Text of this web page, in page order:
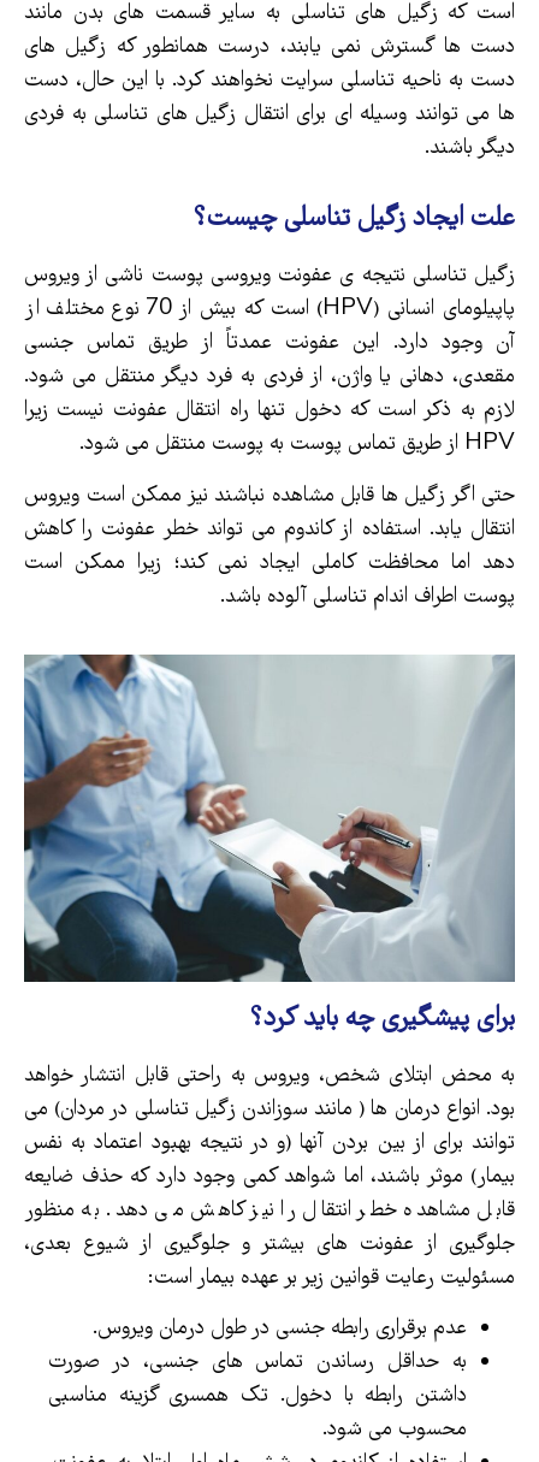
است که زگیل های تناسلی به سایر قسمت های بدن مانند
دست ها گسترش نمی یابند، درست همانطور که زگیل های
دست به ناحیه تناسلی سرایت نخواهند کرد. با این حال، دست
ها می توانند وسیله ای برای انتقال زگیل های تناسلی به فردی
دیگر باشند.
علت ایجاد زگیل تناسلی چیست؟
زگیل تناسلی نتیجه ی عفونت ویروسی پوست ناشی از ویروس
پاپیلومای انسانی (HPV) است که بیش از 70 نوع مختلف از
آن وجود دارد. این عفونت عمدتاً از طریق تماس جنسی
مقعدی، دهانی یا واژن، از فردی به فرد دیگر منتقل می شود.
لازم به ذکر است که دخول تنها راه انتقال عفونت نیست زیرا
HPV از طریق تماس پوست به پوست منتقل می شود.
حتی اگر زگیل ها قابل مشاهده نباشند نیز ممکن است ویروس
انتقال یابد. استفاده از کاندوم می تواند خطر عفونت را کاهش
دهد اما محافظت کاملی ایجاد نمی کند؛ زیرا ممکن است
پوست اطراف اندام تناسلی آلوده باشد.
برای پیشگیری چه باید کرد؟
به محض ابتلای شخص، ویروس به راحتی قابل انتشار خواهد
بود. انواع درمان ها ( مانند سوزاندن زگیل تناسلی در مردان) می
توانند برای از بین بردن آنها (و در نتیجه بهبود اعتماد به نفس
بیمار) موثر باشند، اما شواهد کمی وجود دارد که حذف ضایعه
قابل مشاهده خطر انتقال را نیز کاهش می دهد. به منظور
جلوگیری از عفونت های بیشتر و جلوگیری از شیوع بعدی،
مسئولیت رعایت قوانین زیر بر عهده بیمار است:
عدم برقراری رابطه جنسی در طول درمان ویروس.
به حداقل رساندن تماس های جنسی، در صورت
داشتن رابطه با دخول. تک همسری گزینه مناسبی
محسوب می شود.